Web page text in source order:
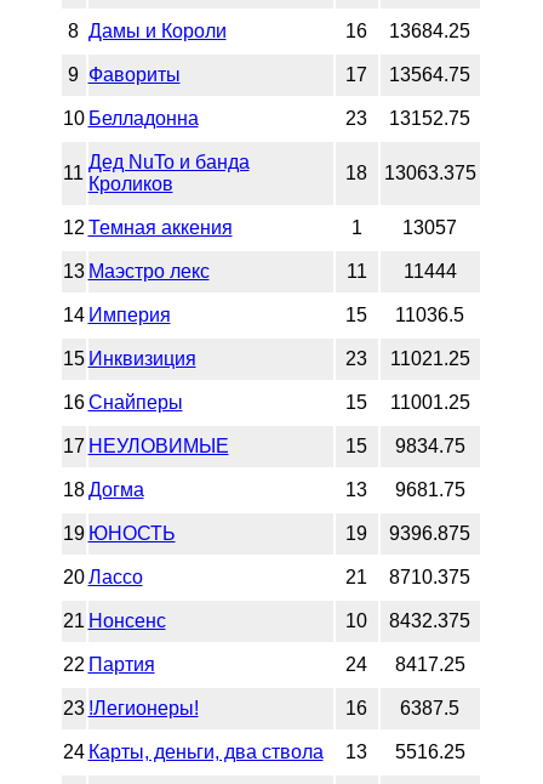
8 Дамы и Короли 16 13684.25
9 Фавориты 17 13564.75
10 Белладонна 23 13152.75
11
Дед NuTo и банда
Кроликов
18 13063.375
12 Темная аккения 1 13057
13 Маэстро лекс 11 11444
14 Империя 15 11036.5
15 Инквизиция 23 11021.25
16 Снайперы 15 11001.25
17 HEУЛОВИМЫЕ 15 9834.75
18 Догма 13 9681.75
19 ЮНОСТЬ 19 9396.875
20 Лассо 21 8710.375
21 Нонсенс 10 8432.375
22 Партия 24 8417.25
23 !Легионеры! 16 6387.5
24 Карты, деньги, два ствола 13 5516.25